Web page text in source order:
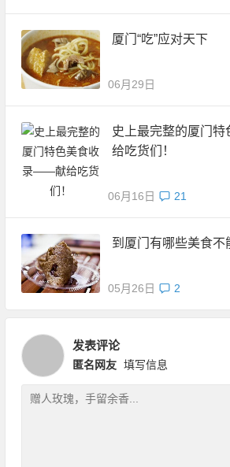
厦门“吃”应对天下
06月29日
史上最完整的厦门
给吃货们！
06月16日 21
到厦门有哪些美食不
05月26日 2
发表评论
匿名网友 填写信息